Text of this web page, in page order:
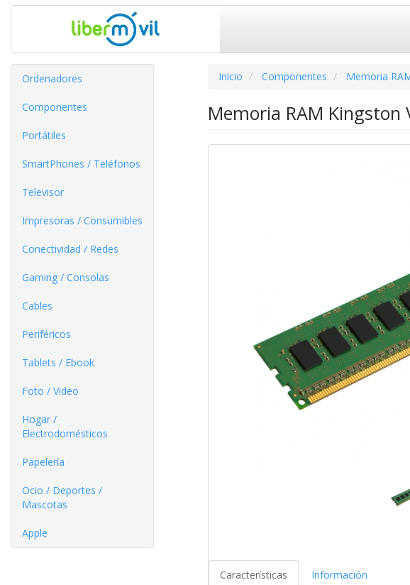
Ordenadores
Componentes
Portátiles
SmartPhones / Teléfonos
Televisor
Impresoras / Consumibles
Conectividad / Redes
Gaming / Consolas
Cables
Periféricos
Tablets / Ebook
Foto / Video
Hogar /
Electrodomésticos
Papelería
Ocio / Deportes /
Mascotas
Apple
Inicio Componentes Memoria
Memoria RAM Kingston
Características Información